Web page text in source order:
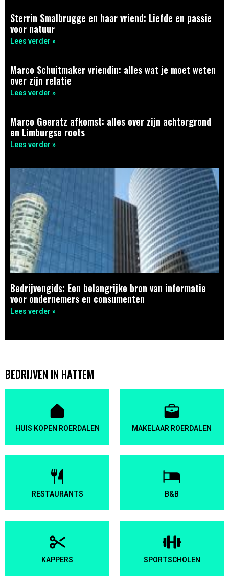
Sterrin Smalbrugge en haar vriend: Liefde en passie
voor natuur
Lees verder »
Marco Schuitmaker vriendin: alles wat je moet weten
over zijn relatie
Lees verder »
Marco Geeratz afkomst: alles over zijn achtergrond
en Limburgse roots
Lees verder »
Bedrijvengids: Een belangrijke bron van informatie
voor ondernemers en consumenten
Lees verder »
BEDRIJVEN IN HATTEM
HUIS KOPEN ROERDALEN MAKELAAR ROERDALEN
RESTAURANTS B&B
KAPPERS SPORTSCHOLEN